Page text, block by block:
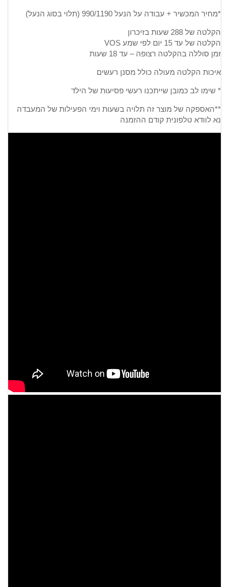
*מחיר המכשיר + עבודה על הנעל 990/1190 (תלוי בסוג הנעל)
הקלטה של 288 שעות בזיכרון
הקלטה של עד 15 יום לפי שמע VOS
זמן סוללה בהקלטה רצופה – עד 18 שעות
איכות הקלטה מעולה כולל מסנן רעשים
* שימו לב כמובן שייתכנו רעשי פסיעות של הילד
**האספקה של מוצר זה תלויה בשעות וימי הפעילות של המעבדה
נא לוודא טלפונית קודם ההזמנה